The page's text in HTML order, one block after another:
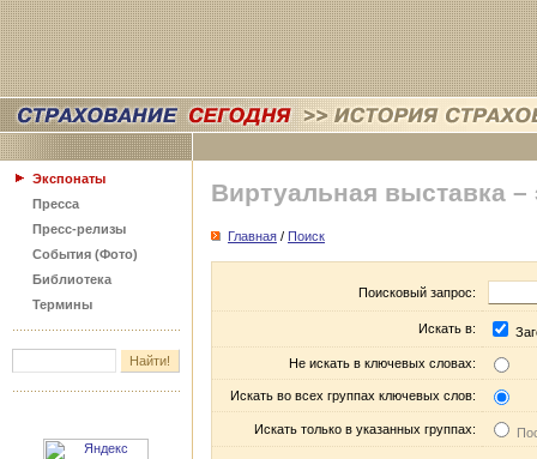
Экспонаты
Пресса
Пресс-релизы
События (Фото)
Библиотека
Термины
Виртуальная выставка –
Главная / Поиск
Поисковый запрос:
Искать в:
Не искать в ключевых словах:
Искать во всех группах ключевых слов:
Искать только в указанных группах: